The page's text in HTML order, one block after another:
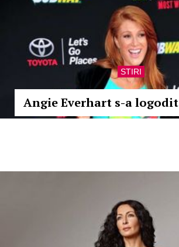
STIRI
Angie Everhart s-a logodit